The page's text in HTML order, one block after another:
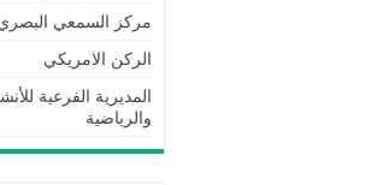
مركز السمعي
الركن الامريكي
المديرية الفرعية
والرياضية